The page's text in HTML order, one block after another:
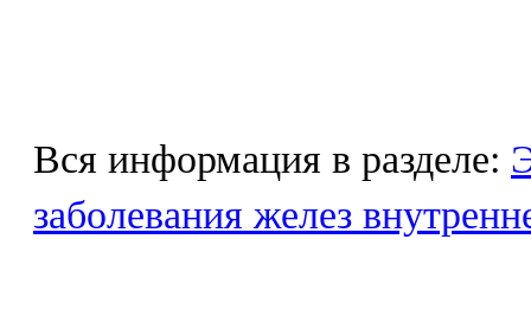
Вся информация в разделе:
заболевания желез